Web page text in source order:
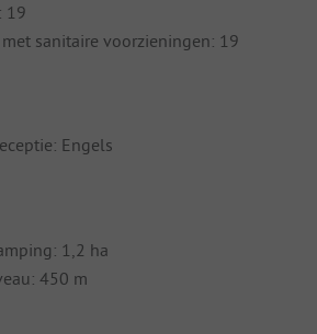
19
sanitaire voorzieningen: 19
Engels
1,2 ha
450 m